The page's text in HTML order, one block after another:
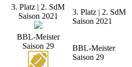
3. Platz | 2. SdM
Saison 2021
3. Platz | 2. SdM
Saison 2021
BBL-Meister
Saison 29
BBL-Meister
Saison 29